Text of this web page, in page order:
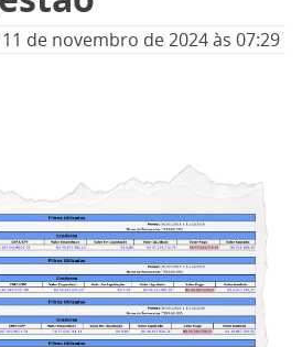
11 de novembro de 2024às 07:29